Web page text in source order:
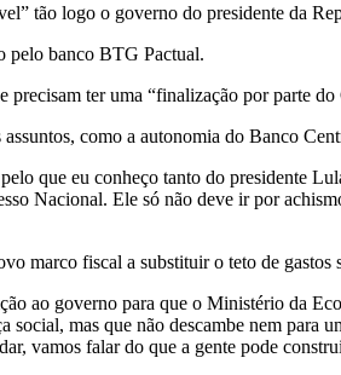
tão logo o governo do presidente da
pelo banco BTG Pactual.
precisam ter uma “finalização por parte
como a autonomia do Banco
que eu conheço tanto do presidente
Nacional. Ele só não deve ir por
marco fiscal a substituir o teto de
ao governo para que o Ministério da
mas que não descambe nem
vamos falar do que a gente pode